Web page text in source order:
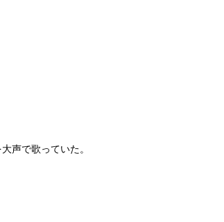
声で歌っていた。